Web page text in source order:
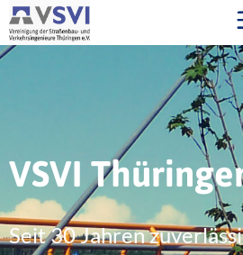
VSVI
Seit 30 Jahren